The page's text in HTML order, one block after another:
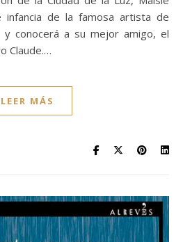
infancia de la famosa artista de
y conocerá a su mejor amigo, el
Claude.…
LEER MÁS